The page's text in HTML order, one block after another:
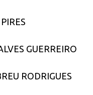
GUERREIRO
RODRIGUES